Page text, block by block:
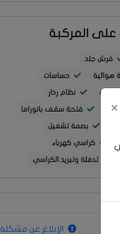
على المركبة
فرش جلد
هوائية حساسات
نظام ردار
فتحة سقف بانوراما
بصمة تشغيل
كراسي كهرباء
تدفئة وتبريد الكراسي
الإبلاغ عن مشكلة
×